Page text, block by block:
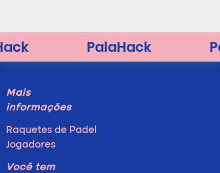
Mais
informações
Raquetes de Padel
Jogadores
Você tem